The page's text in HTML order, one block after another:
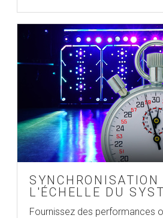
SYNCHRONISATION
L'ÉCHELLE DU
Fournissez des performances